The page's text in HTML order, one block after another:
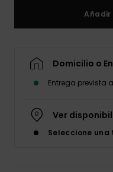
Domicilio o
Entrega prevista
Ver
Seleccione